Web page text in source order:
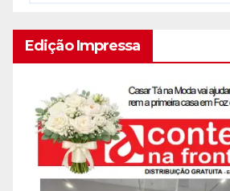
Edição Impressa